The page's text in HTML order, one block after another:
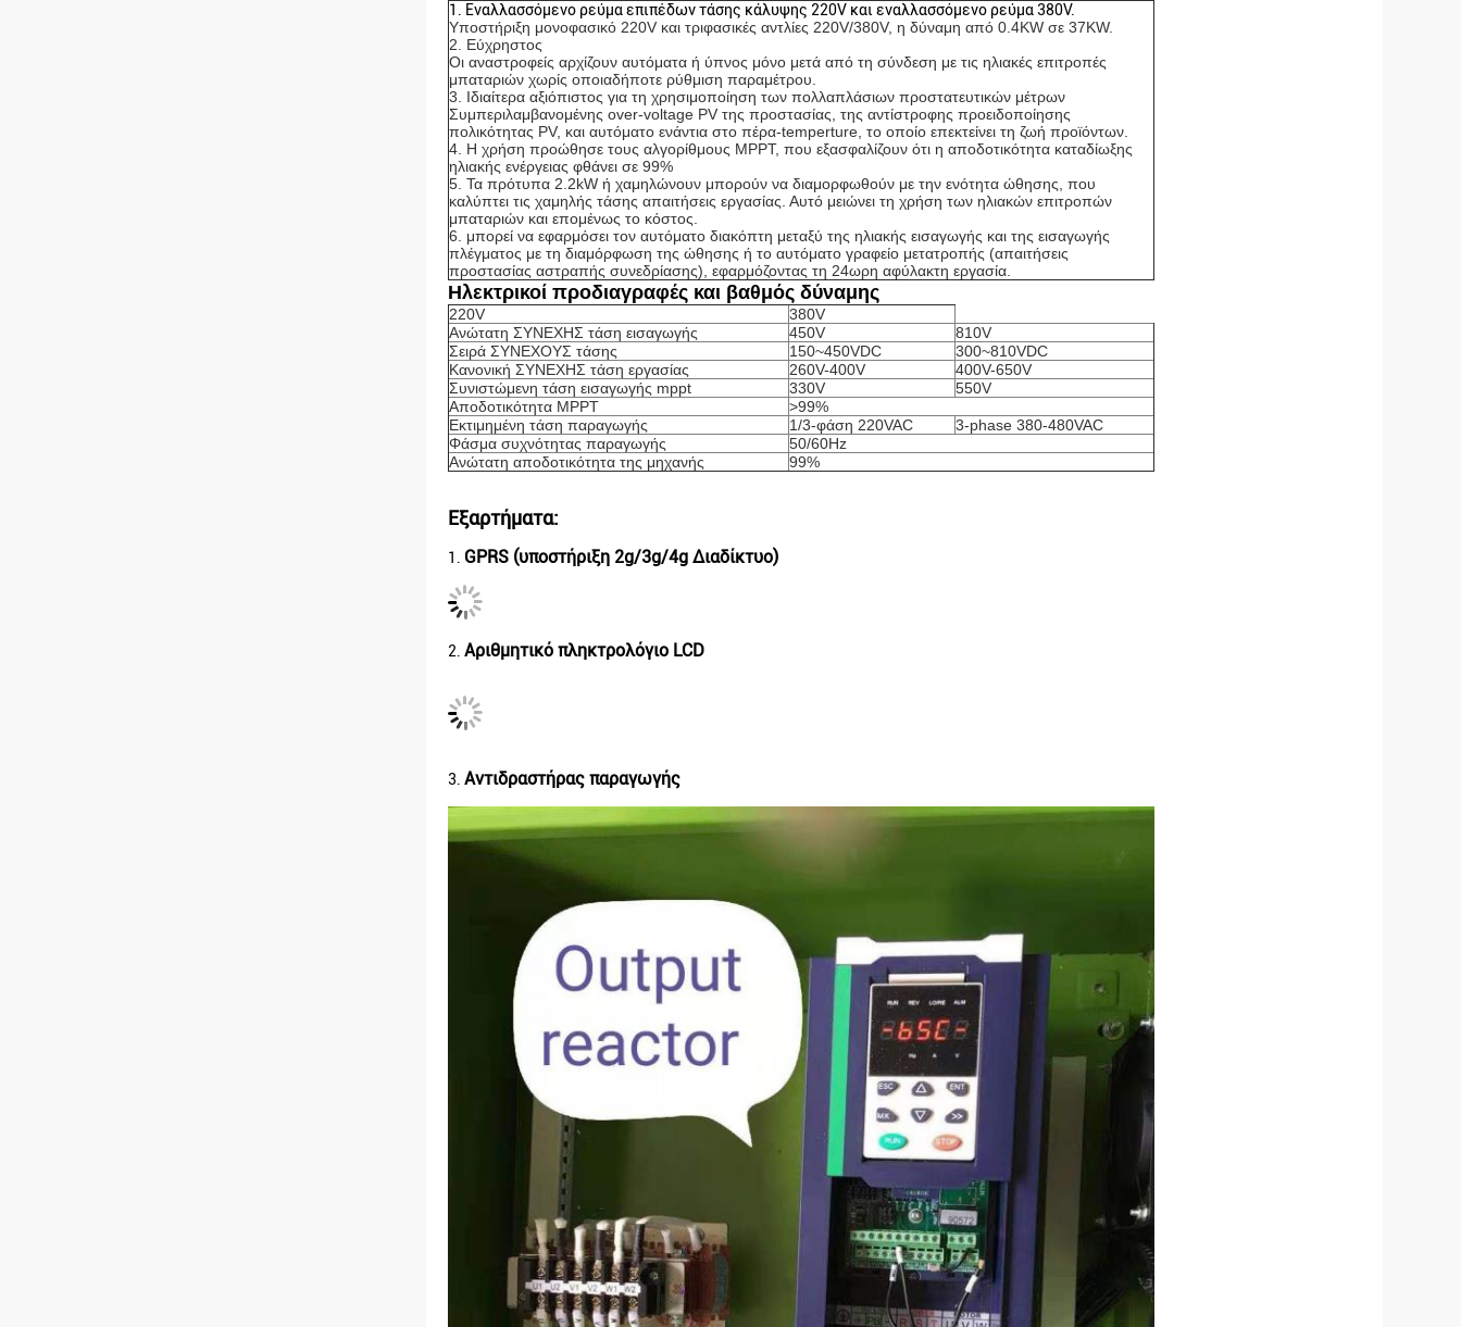
1. Εναλλασσόμενο ρεύμα επιπέδων τάσης κάλυψης 220V και εναλλασσόμενο ρεύμα 380V.
Υποστήριξη μονοφασικό 220V και τριφασικές αντλίες 220V/380V, η δύναμη από 0.4KW σε 37KW.
2. Εύχρηστος
Οι αναστροφείς αρχίζουν αυτόματα ή ύπνος μόνο μετά από τη σύνδεση με τις ηλιακές επιτροπές
μπαταριών χωρίς οποιαδήποτε ρύθμιση παραμέτρου.
3. Ιδιαίτερα αξιόπιστος για τη χρησιμοποίηση των πολλαπλάσιων προστατευτικών μέτρων
Συμπεριλαμβανομένης over-voltage PV της προστασίας, της αντίστροφης προειδοποίησης
πολικότητας PV, και αυτόματο ενάντια στο πέρα-temperture, το οποίο επεκτείνει τη ζωή προϊόντων.
4. Η χρήση προώθησε τους αλγορίθμους MPPT, που εξασφαλίζουν ότι η αποδοτικότητα καταδίωξης
ηλιακής ενέργειας φθάνει σε 99%
5. Τα πρότυπα 2.2kW ή χαμηλώνουν μπορούν να διαμορφωθούν με την ενότητα ώθησης, που
καλύπτει τις χαμηλής τάσης απαιτήσεις εργασίας. Αυτό μειώνει τη χρήση των ηλιακών επιτροπών
μπαταριών και επομένως το κόστος.
6. μπορεί να εφαρμόσει τον αυτόματο διακόπτη μεταξύ της ηλιακής εισαγωγής και της εισαγωγής
πλέγματος με τη διαμόρφωση της ώθησης ή το αυτόματο γραφείο μετατροπής (απαιτήσεις
προστασίας αστραπής συνεδρίασης), εφαρμόζοντας τη 24ωρη αφύλακτη εργασία.
Ηλεκτρικοί προδιαγραφές και βαθμός δύναμης
220V
380V
Ανώτατη ΣΥΝΕΧΗΣ τάση εισαγωγής
450V
810V
Σειρά ΣΥΝΕΧΟΥΣ τάσης
150~450VDC
300~810VDC
Κανονική ΣΥΝΕΧΗΣ τάση εργασίας
260V-400V
400V-650V
Συνιστώμενη τάση εισαγωγής mppt
330V
550V
Αποδοτικότητα MPPT
>99%
Εκτιμημένη τάση παραγωγής
1/3-φάση 220VAC
3-phase 380-480VAC
Φάσμα συχνότητας παραγωγής
50/60Hz
Ανώτατη αποδοτικότητα της μηχανής
99%
Εξαρτήματα:
1. GPRS (υποστήριξη 2g/3g/4g Διαδίκτυο)
2. Αριθμητικό πληκτρολόγιο LCD
3. Αντιδραστήρας παραγωγής